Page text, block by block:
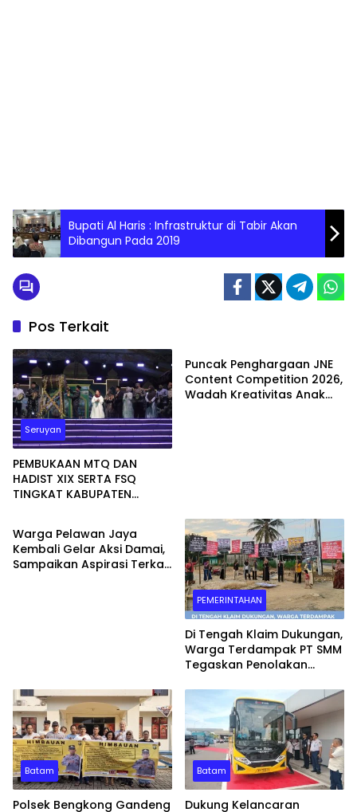
Bupati Al Haris : Infrastruktur di Tabir Akan
Dibangun Pada 2019
Pos Terkait
Seruyan
PEMBUKAAN MTQ DAN
HADIST XIX SERTA FSQ
TINGKAT KABUPATEN
KEJARI SERUYAN
Puncak Penghargaan JNE
Content Competition 2026,
Wadah Kreativitas Anak
WAHANA
Warga Pelawan Jaya
Kembali Gelar Aksi Damai,
Sampaikan Aspirasi Terkait
PEMERINTAHAN
Di Tengah Klaim Dukungan,
Warga Terdampak PT SMM
Tegaskan Penolakan
Masih Merasakan
Dampaknya”
Batam
Polsek Bengkong Gandeng
Batam
Dukung Kelancaran